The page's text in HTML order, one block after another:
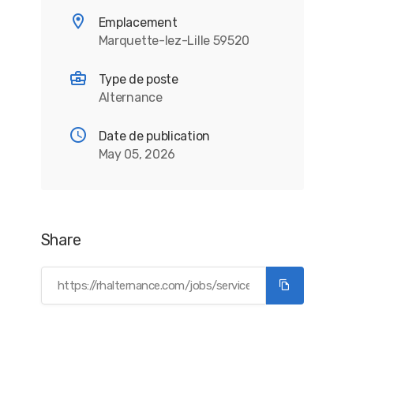
Emplacement
Marquette-lez-Lille 59520
Type de poste
Alternance
Date de publication
May 05, 2026
Share